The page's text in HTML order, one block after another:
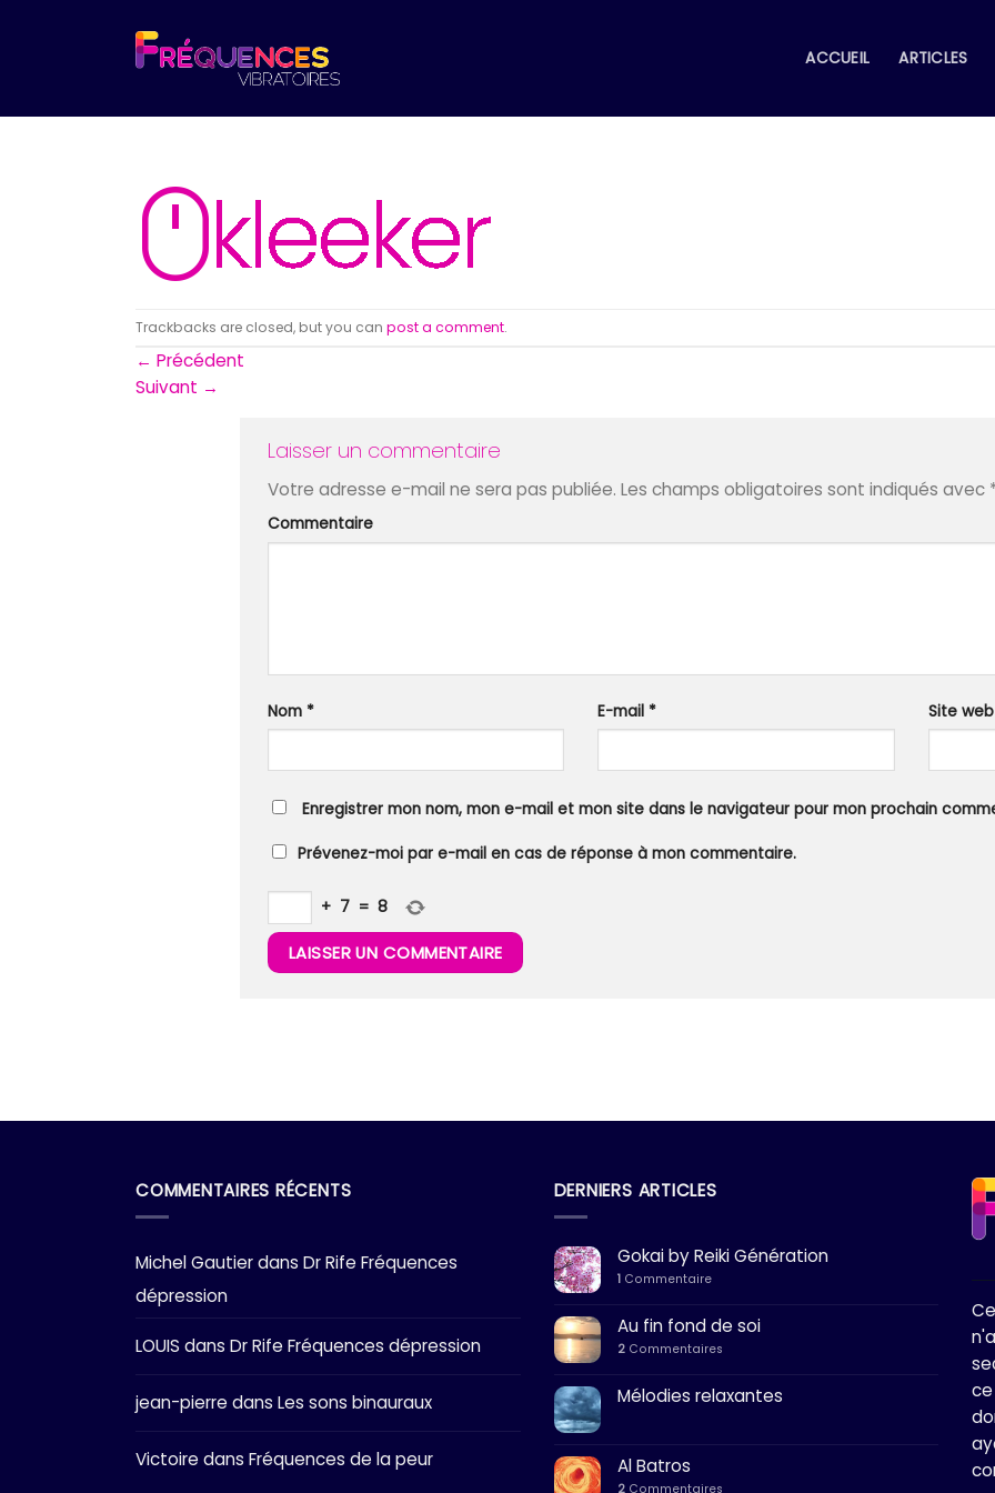
ACCUEIL ARTICLES
Trackbacks are closed, but you can post a comment.
← Précédent
Suivant →
Laisser un commentaire
Votre adresse e-mail ne sera pas publiée. Les champs obligatoires sont indiqués avec *
Commentaire
Nom * E-mail * Site web
Enregistrer mon nom, mon e-mail et mon site dans le navigateur pour mon prochain
Prévenez-moi par e-mail en cas de réponse à mon commentaire.
+ 7 = 8
COMMENTAIRES RÉCENTS
Michel Gautierdans Dr Rife Fréquences
dépression
LOUIS dans Dr Rife Fréquences dépression
jean-pierre dans Les sons binauraux
Victoire dans Fréquences de la peur
DERNIERS ARTICLES
Gokai by Reiki Génération
1Commentaire
Au fin fond de soi
2Commentaires
Mélodies relaxantes
Al Batros
2Commentaires